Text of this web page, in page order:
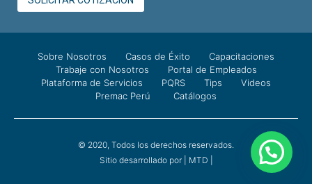
Sobre Nosotros Casos de Éxito
Capacitaciones
Trabaje con Nosotros
Portal de Empleados
Plataforma de Servicios
PQRS Tips
Videos
Premac Perú
Catálogos
© 2020, Todos los derechos reservados.
Sitio desarrollado por | MTD |